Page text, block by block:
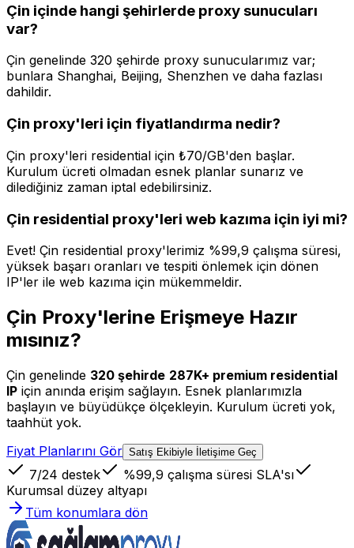
Çin içinde hangi şehirlerde proxy sunucuları
var?
Çin genelinde 320 şehirde proxy sunucularımız var;
bunlara Shanghai, Beijing, Shenzhen ve daha fazlası
dahildir.
Çin proxy'leri için fiyatlandırma nedir?
Çin proxy'leri residential için ₺70/GB'den başlar.
Kurulum ücreti olmadan esnek planlar sunarız ve
dilediğiniz zaman iptal edebilirsiniz.
Çin residential proxy'leri web kazıma için iyi mi?
Evet! Çin residential proxy'lerimiz %99,9 çalışma süresi,
yüksek başarı oranları ve tespiti önlemek için dönen
IP'ler ile web kazıma için mükemmeldir.
Çin Proxy'lerine Erişmeye Hazır
mısınız?
Çin genelinde 320 şehirde 287K+ premium residential
IP için anında erişim sağlayın. Esnek planlarımızla
başlayın ve büyüdükçe ölçekleyin. Kurulum ücreti yok,
taahhüt yok.
Fiyat Planlarını Gör Satış Ekibiyle İletişime Geç
7/24 destek
%99,9 çalışma süresi SLA'sı
Kurumsal düzey altyapı
Tüm konumlara dön